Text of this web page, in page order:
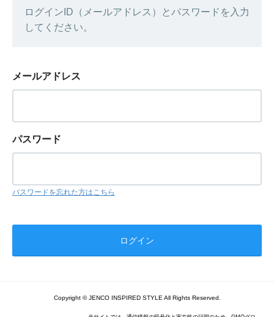
ログインID（メールアドレス）とパスワードを入力
してください。
メールアドレス
パスワード
パスワードを忘れた方はこちら
Copyright © JENCO INSPIRED STYLE All Rights Reserved.